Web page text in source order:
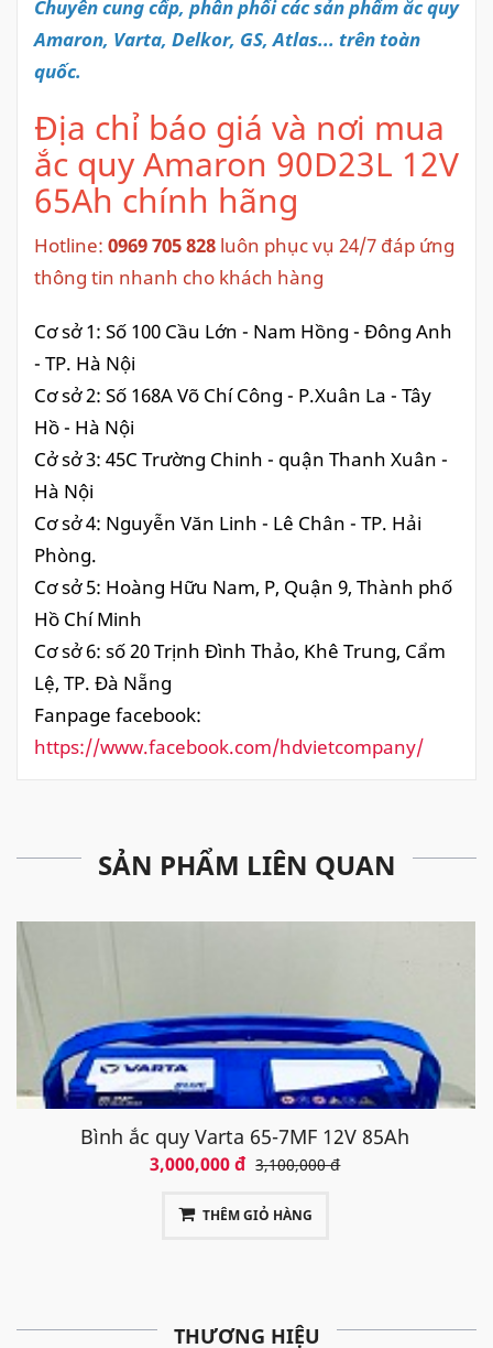
Chuyên cung cấp, phân phối các sản phẩm ắc quy
Amaron, Varta, Delkor, GS, Atlas... trên toàn
quốc.
Địa chỉ báo giá và nơi mua
ắc quy Amaron 90D23L 12V
65Ah chính hãng
Hotline: 0969 705 828 luôn phục vụ 24/7 đáp ứng
thông tin nhanh cho khách hàng
Cơ sở 1: Số 100 Cầu Lớn - Nam Hồng - Đông Anh
- TP. Hà Nội
Cơ sở 2: Số 168A Võ Chí Công - P.Xuân La - Tây
Hồ - Hà Nội
Cở sở 3: 45C Trường Chinh - quận Thanh Xuân -
Hà Nội
Cơ sở 4: Nguyễn Văn Linh - Lê Chân - TP. Hải
Phòng.
Cơ sở 5: Hoàng Hữu Nam, P, Quận 9, Thành phố
Hồ Chí Minh
Cơ sở 6: số 20 Trịnh Đình Thảo, Khê Trung, Cẩm
Lệ, TP. Đà Nẵng
Fanpage facebook:
https://www.facebook.com/hdvietcompany/
SẢN PHẨM LIÊN QUAN
Bình ắc quy Varta 65-7MF 12V 85Ah
3,000,000 đ 3,100,000 đ
THÊM GIỎ HÀNG
THƯƠNG HIỆU